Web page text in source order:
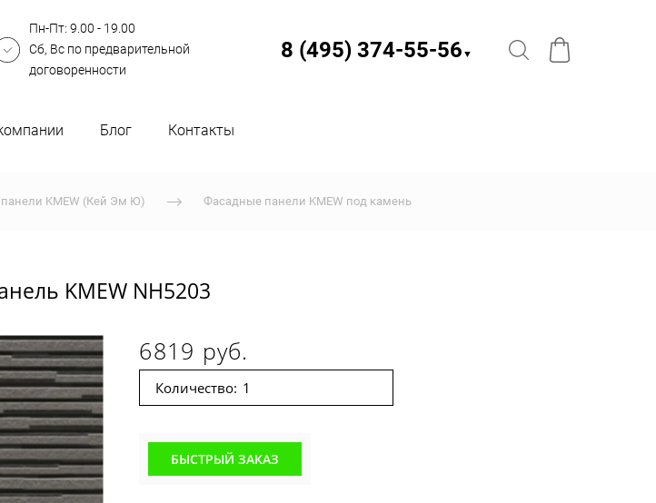
Пн-Пт: 9.00 - 19.00
Сб, Вс по предварительной
договоренности
8 (495) 374-55-56​ ▼
Блог Контакты
KMEW (Кей Эм Ю) Фасадные панели KMEW под камень
KMEW NH5203
6819 руб.
Количество:
БЫСТРЫЙ ЗАКАЗ